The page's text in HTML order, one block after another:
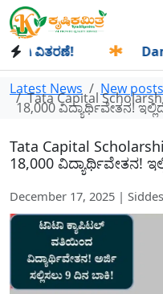
ವಿತರಣೆ! Dam
Latest News New posts
Tata Capital
18,000 ವಿದ್ಯಾರ್ಥಿವೇತನ!
Tata Capital
18,000 ವಿದ್ಯಾರ್ಥಿವೇತನ!
December 17, 2025 |